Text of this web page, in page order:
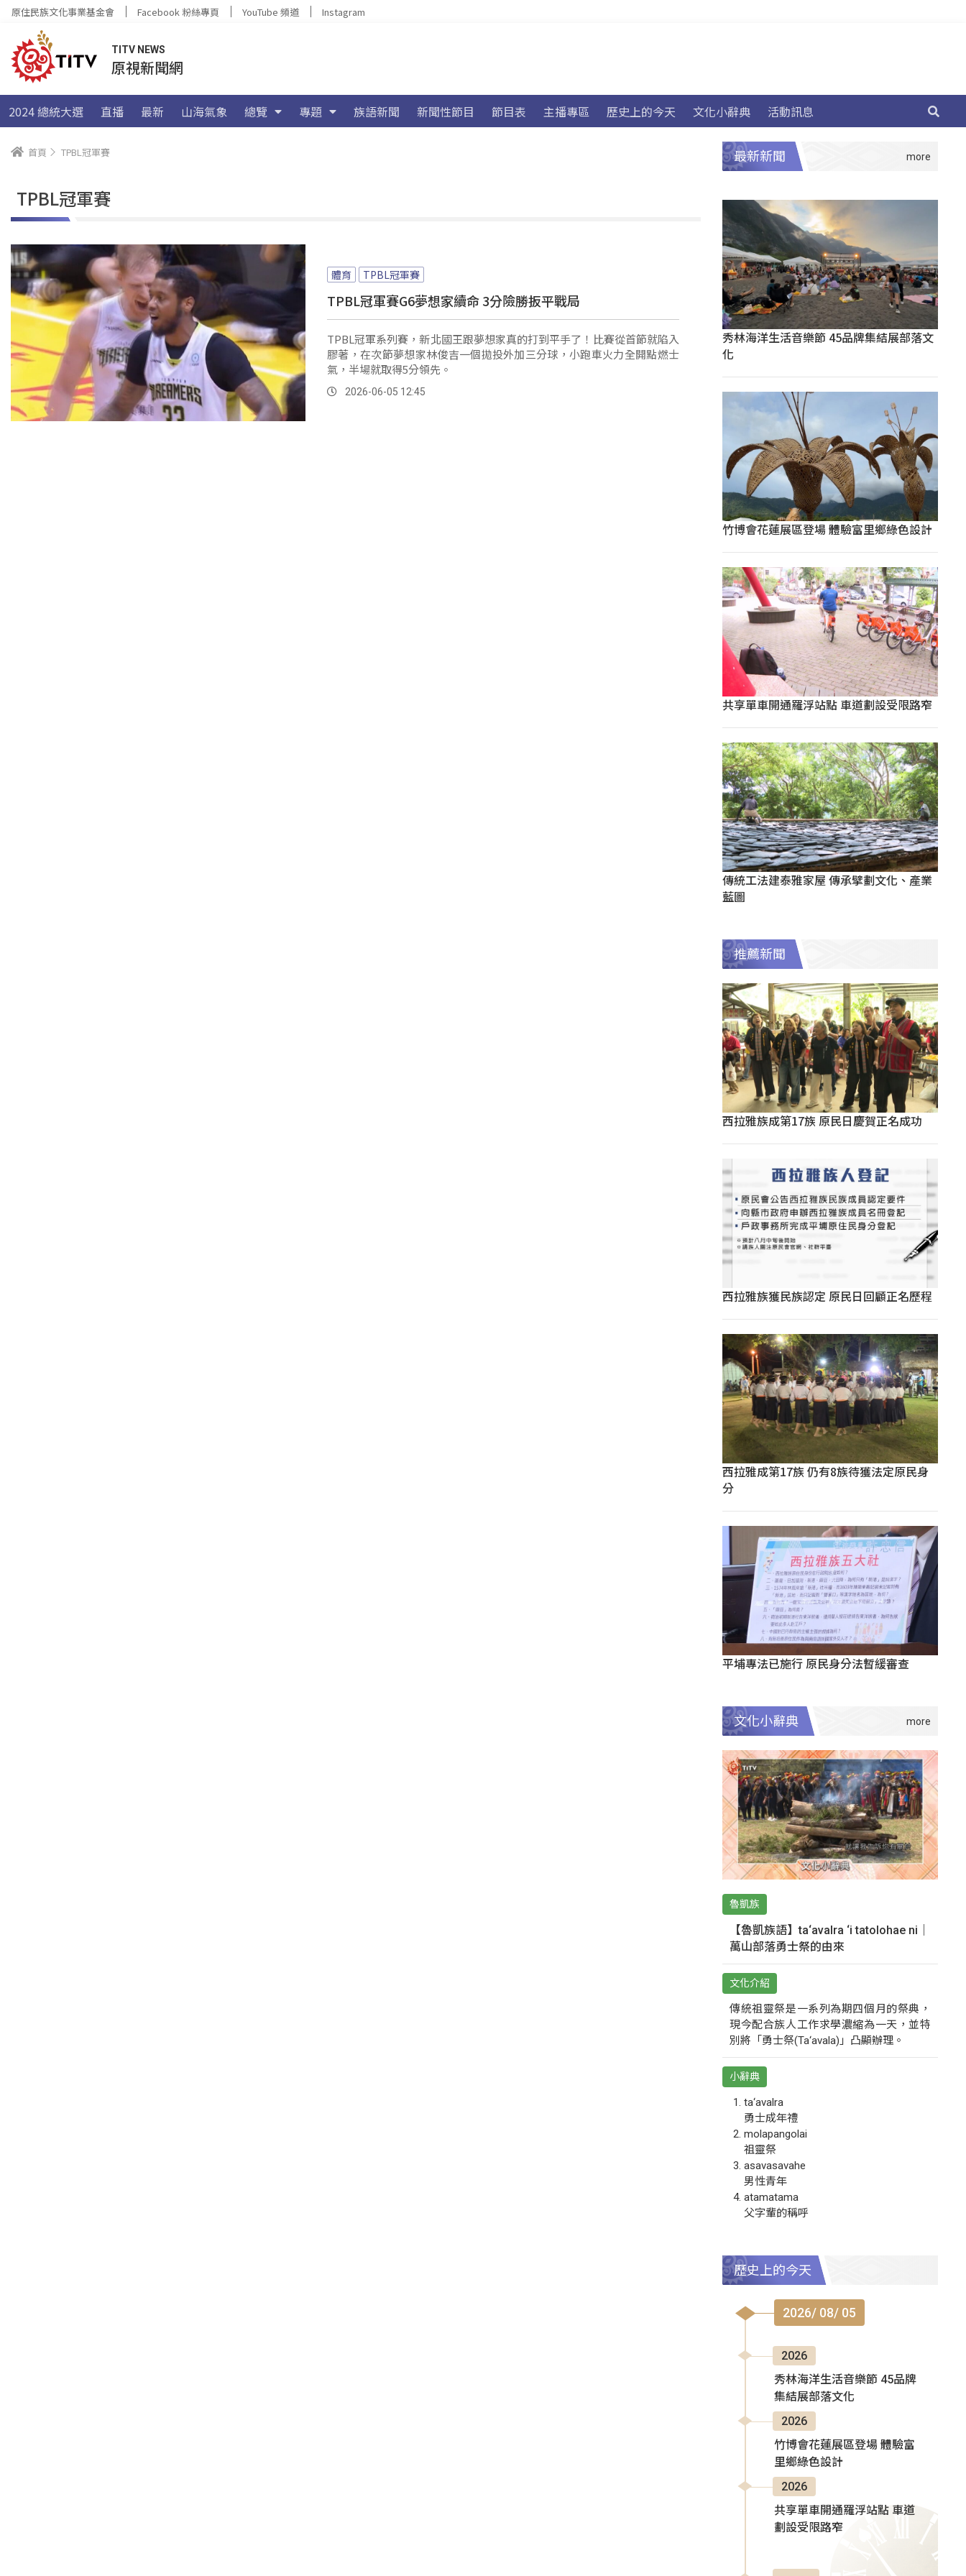
原住民族文化事業基金會 Facebook 粉絲專頁 YouTube 頻道 Instagram
TITV NEWS
原視新聞網
2024 總統大選 直播 最新 山海氣象 總覽 專題 族語新聞 新聞性節目 節目表 主播專區 歷史上的今天 文化小辭典 活動訊息
首頁 TPBL冠軍賽
TPBL冠軍賽
體育 TPBL冠軍賽
TPBL冠軍賽G6夢想家續命 3分險勝扳平戰局
TPBL冠軍系列賽，新北國王跟夢想家真的打到平手了！比賽從首節就陷入
膠著，在次節夢想家林俊吉一個拋投外加三分球，小跑車火力全開點燃士
氣，半場就取得5分領先。
2026-06-05 12:45
最新新聞
秀林海洋生活音樂節 45品牌集結展部落文
化
竹博會花蓮展區登場 體驗富里鄉綠色設計
共享單車開通羅浮站點 車道劃設受限路窄
傳統工法建泰雅家屋 傳承擘劃文化、產業
藍圖
推薦新聞
西拉雅族成第17族 原民日慶賀正名成功
西拉雅族獲民族認定 原民日回顧正名歷程
西拉雅成第17族 仍有8族待獲法定原民身
分
平埔專法已施行 原民身分法暫緩審查
文化小辭典
魯凱族
【魯凱族語】ta‘avalra ‘i tatolohae ni｜
萬山部落勇士祭的由來
文化介紹
傳統祖靈祭是一系列為期四個月的祭典，
現今配合族人工作求學濃縮為一天，並特
別將「勇士祭(Ta‘avala)」凸顯辦理。
小辭典
ta‘avalra
勇士成年禮
molapangolai
祖靈祭
asavasavahe
男性青年
atamatama
父字輩的稱呼
歷史上的今天
2026/ 08/ 05
2026
秀林海洋生活音樂節 45品牌
集結展部落文化
2026
竹博會花蓮展區登場 體驗富
里鄉綠色設計
2026
共享單車開通羅浮站點 車道
劃設受限路窄